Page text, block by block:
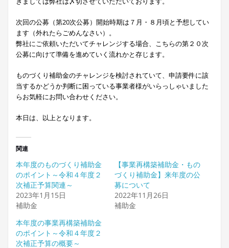
次回の公募（第20次公募）開始時期は７月・８月頃と予想してい
ます（外れたらごめんなさい）。
弊社にご依頼いただいてチャレンジする場合、こちらの第２０次
公募に向けて準備を進めていく流れかと存じます。
ものづくり補助金のチャレンジを検討されていて、申請要件に該
当するかどうか判断に困っている事業者様がいらっしゃいました
らお気軽にお問い合わせください。
本日は、以上となります。
関連
本年度のものづくり補助金
のポイント～令和４年度２
次補正予算関連～
2023年1月15日
補助金
【事業再構築補助金・もの
づくり補助金】来年度の公
募について
2022年11月26日
補助金
本年度の事業再構築補助金
のポイント～令和４年度２
次補正予算の概要～